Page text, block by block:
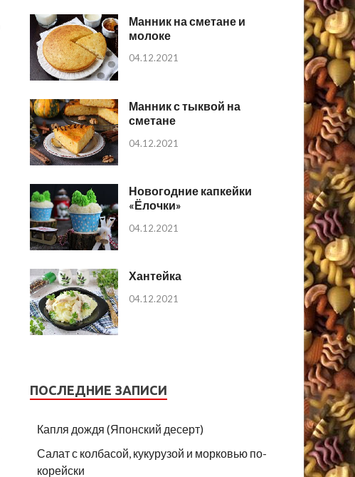
Манник на сметане и
молоке
04.12.2021
Манник с тыквой на
сметане
04.12.2021
Новогодние капкейки
«Ёлочки»
04.12.2021
Хантейка
04.12.2021
ПОСЛЕДНИЕ ЗАПИСИ
Капля дождя (Японский десерт)
Салат с колбасой, кукурузой и морковью по-
корейски